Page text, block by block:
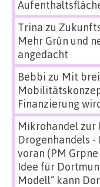
Trina zu
Mehr Grün und
angedacht
Bebbi zu Mit
Finanzierung
Mikrohandel zur
Drogenhandels -
voran (PM
Idee für
Modell“ kann